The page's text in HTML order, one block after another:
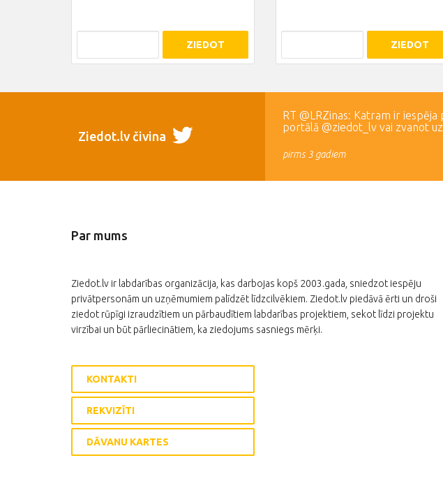
ZIEDOT ZIEDOT
Ziedot.lv čivina
RT @LRZinas: Katram ir
portālā @ziedot_lv vai zvanot
pirms 3 gadiem
Par mums
Ziedot.lv ir labdarības organizācija, kas darbojas kopš 2003.gada, sniedzot iespēju
privātpersonām un uzņēmumiem palīdzēt līdzcilvēkiem. Ziedot.lv piedāvā ērti un droši
ziedot rūpīgi izraudzītiem un pārbaudītiem labdarības projektiem, sekot līdzi projektu
virzībai un būt pārliecinātiem, ka ziedojums sasniegs mērķi.
KONTAKTI
REKVIZĪTI
DĀVANU KARTES